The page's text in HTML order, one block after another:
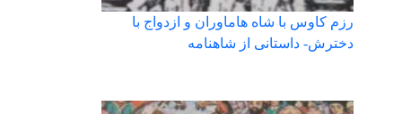
رزم کاوس با شاه هاماوران و ازدواج با
دخترش- داستانی از شاهنامه